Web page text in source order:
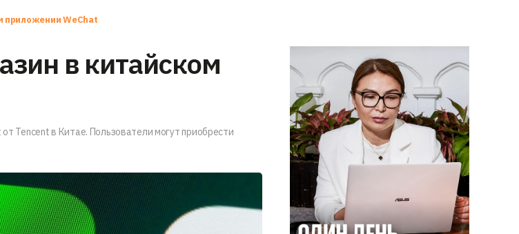
приложении WeChat
в китайском
Tencent в Китае. Пользователи могут приобрести